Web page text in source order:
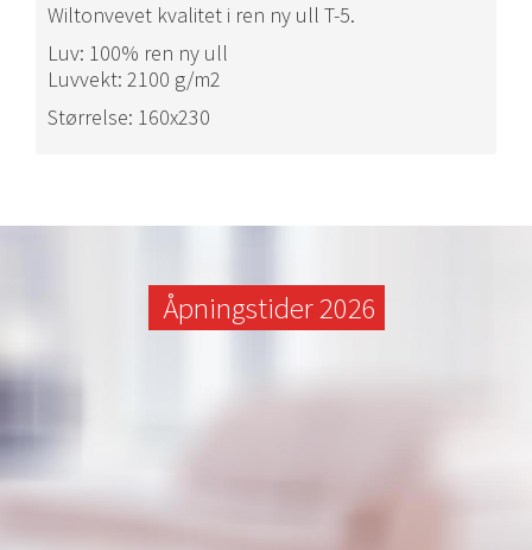
Wiltonvevet kvalitet i ren ny ull T-5.
Luv: 100% ren ny ull
Luvvekt: 2100 g/m2
Størrelse: 160x230
Åpningstider 2026